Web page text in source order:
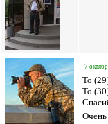
7
To
To
Очень